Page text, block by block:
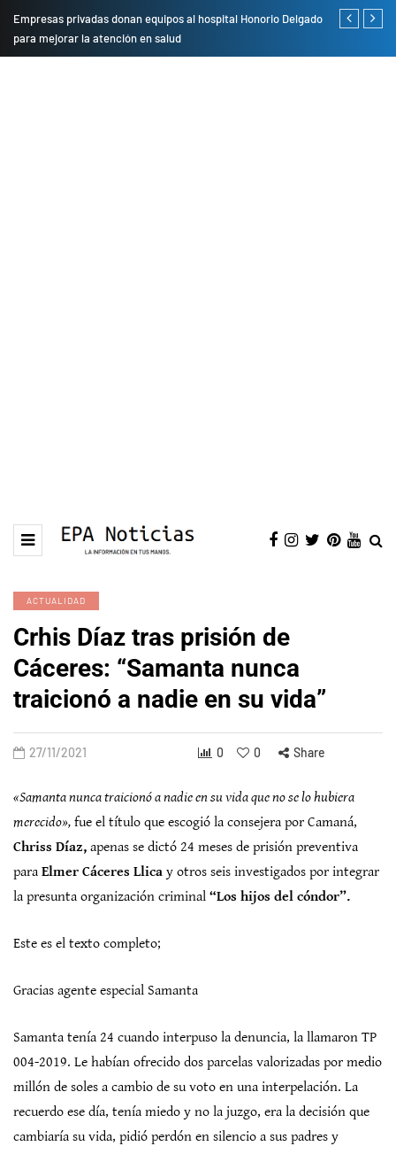
Empresas privadas donan equipos al hospital Honorio Delgado
para mejorar la atención en salud
Cambio de
ACTUALIDAD
Crhis Díaz tras prisión de
Cáceres: “Samanta nunca
traicionó a nadie en su vida”
27/11/2021 0 0 Share
«Samanta nunca traicionó a nadie en su vida que no se lo hubiera
merecido», fue el título que escogió la consejera por Camaná,
Chriss Díaz, apenas se dictó 24 meses de prisión preventiva
para Elmer Cáceres Llica y otros seis investigados por integrar
la presunta organización criminal “Los hijos del cóndor”.
Este es el texto completo;
Gracias agente especial Samanta
Samanta tenía 24 cuando interpuso la denuncia, la llamaron TP
004-2019. Le habían ofrecido dos parcelas valorizadas por medio
millón de soles a cambio de su voto en una interpelación. La
recuerdo ese día, tenía miedo y no la juzgo, era la decisión que
cambiaría su vida, pidió perdón en silencio a sus padres y